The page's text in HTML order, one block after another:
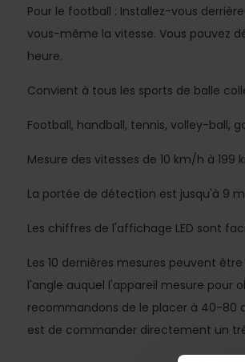
Pour le football : Installez-vous
vous-même la vitesse. Vous pouvez
heure.
Convient à tous les sports de balle
Football, handball, tennis, volley-ball,
Mesure des vitesses de 10 km/h à 199
La portée de détection est jusqu'à 9
Les chiffres de l'affichage LED sont
Les 10 dernières mesures peuvent
l'angle auquel l'appareil mesure pour
recommandons de le placer à 40-80
est de commander directement un